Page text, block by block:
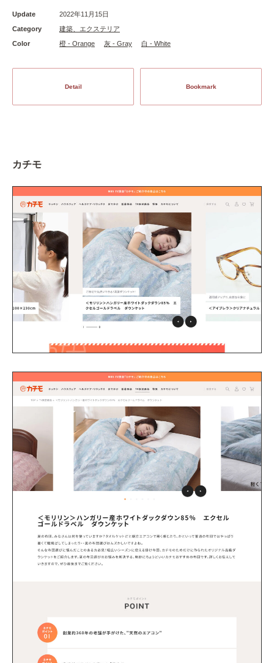
Update
2022年11月15日
Category
建築、エクステリア
Color
橙 - Orange 灰 - Gray 白 - White
Detail Bookmark
カチモ